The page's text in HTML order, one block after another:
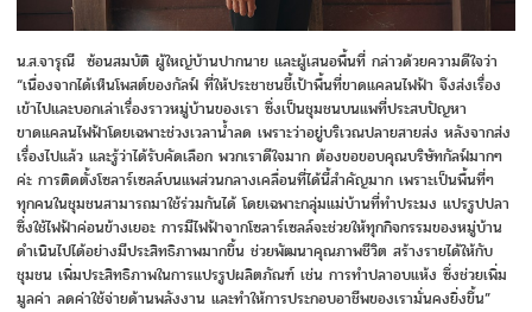
น.ส.จารุณี ซ้อนสมบัติ ผู้ใหญ่บ้านปากนาย และผู้เสนอพื้นที่ กล่าวด้วยความดีใจว่า
“เนื่องจากได้เห็นโพสต์ของกัลฟ์ ที่ให้ประชาชนชี้เป้าพื้นที่ขาดแคลนไฟฟ้า จึงส่งเรื่อง
เข้าไปและบอกเล่าเรื่องราวหมู่บ้านของเรา ซึ่งเป็นชุมชนบนแพที่ประสบปัญหา
ขาดแคลนไฟฟ้าโดยเฉพาะช่วงเวลาน้ำลด เพราะว่าอยู่บริเวณปลายสายส่ง หลังจากส่ง
เรื่องไปแล้ว และรู้ว่าได้รับคัดเลือก พวกเราดีใจมาก ต้องขอขอบคุณบริษัทกัลฟ์มากๆ
ค่ะ การติดตั้งโซลาร์เซลล์บนแพส่วนกลางเคลื่อนที่ได้นี้สำคัญมาก เพราะเป็นพื้นที่ๆ
ทุกคนในชุมชนสามารถมาใช้ร่วมกันได้ โดยเฉพาะกลุ่มแม่บ้านที่ทำประมง แปรรูปปลา
ซึ่งใช้ไฟฟ้าค่อนข้างเยอะ การมีไฟฟ้าจากโซลาร์เซลล์จะช่วยให้ทุกกิจกรรมของหมู่บ้าน
ดำเนินไปได้อย่างมีประสิทธิภาพมากขึ้น ช่วยพัฒนาคุณภาพชีวิต สร้างรายได้ให้กับ
ชุมชน เพิ่มประสิทธิภาพในการแปรรูปผลิตภัณฑ์ เช่น การทำปลาอบแห้ง ซึ่งช่วยเพิ่ม
มูลค่า ลดค่าใช้จ่ายด้านพลังงาน และทำให้การประกอบอาชีพของเรามั่นคงยิ่งขึ้น”